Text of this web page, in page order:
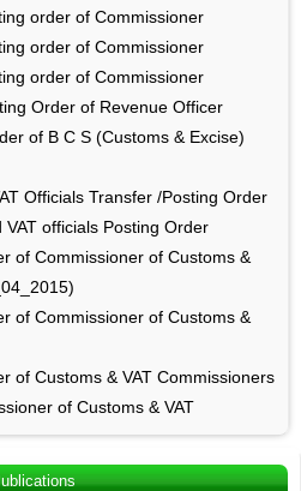
order of Commissioner
order of Commissioner
order of Commissioner
Order of Revenue Officer
of B C S (Customs & Excise)
Officials Transfer /Posting Order
officials Posting Order
of Commissioner of Customs &
of Commissioner of Customs &
of Customs & VAT Commissioners
of Customs & VAT